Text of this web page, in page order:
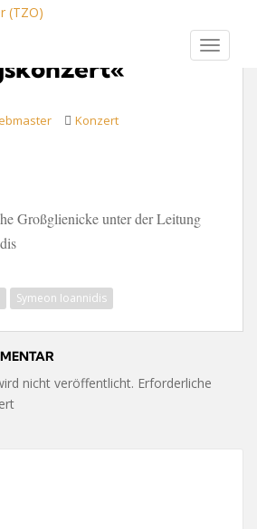
Konzert
Großglienicke unter der Leitung
Symeon Ioannidis
nicht veröffentlicht. Erforderliche